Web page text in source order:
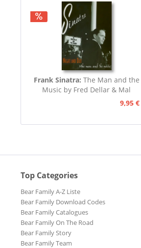
Frank Sinatra: The Man and the
Music by Fred Dellar & Mal
9,95 €
Top Categories
Bear Family A-Z Liste
Bear Family Download Codes
Bear Family Catalogues
Bear Family On The Road
Bear Family Story
Bear Family Team